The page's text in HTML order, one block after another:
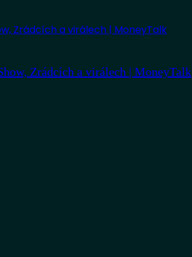
Zrádcích a virálech | MoneyTalk